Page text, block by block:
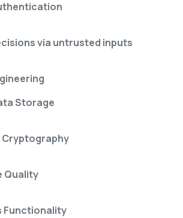
via untrusted inputs
Storage
Quality
Functionality